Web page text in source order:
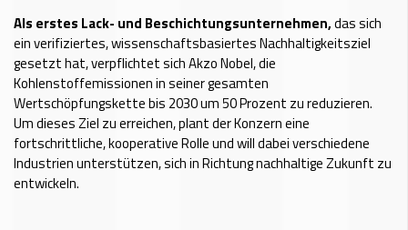
Als erstes Lack- und Beschichtungsunternehmen,das sich
ein verifiziertes, wissenschaftsbasiertes Nachhaltigkeitsziel
gesetzt hat, verpflichtet sich Akzo Nobel, die
Kohlenstoffemissionen in seiner gesamten
Wertschöpfungskette bis 2030 um 50 Prozent zu reduzieren.
Um dieses Ziel zu erreichen, plant der Konzern eine
fortschrittliche, kooperative Rolle und will dabei verschiedene
Industrien unterstützen, sich in Richtung nachhaltige Zukunft zu
entwickeln.